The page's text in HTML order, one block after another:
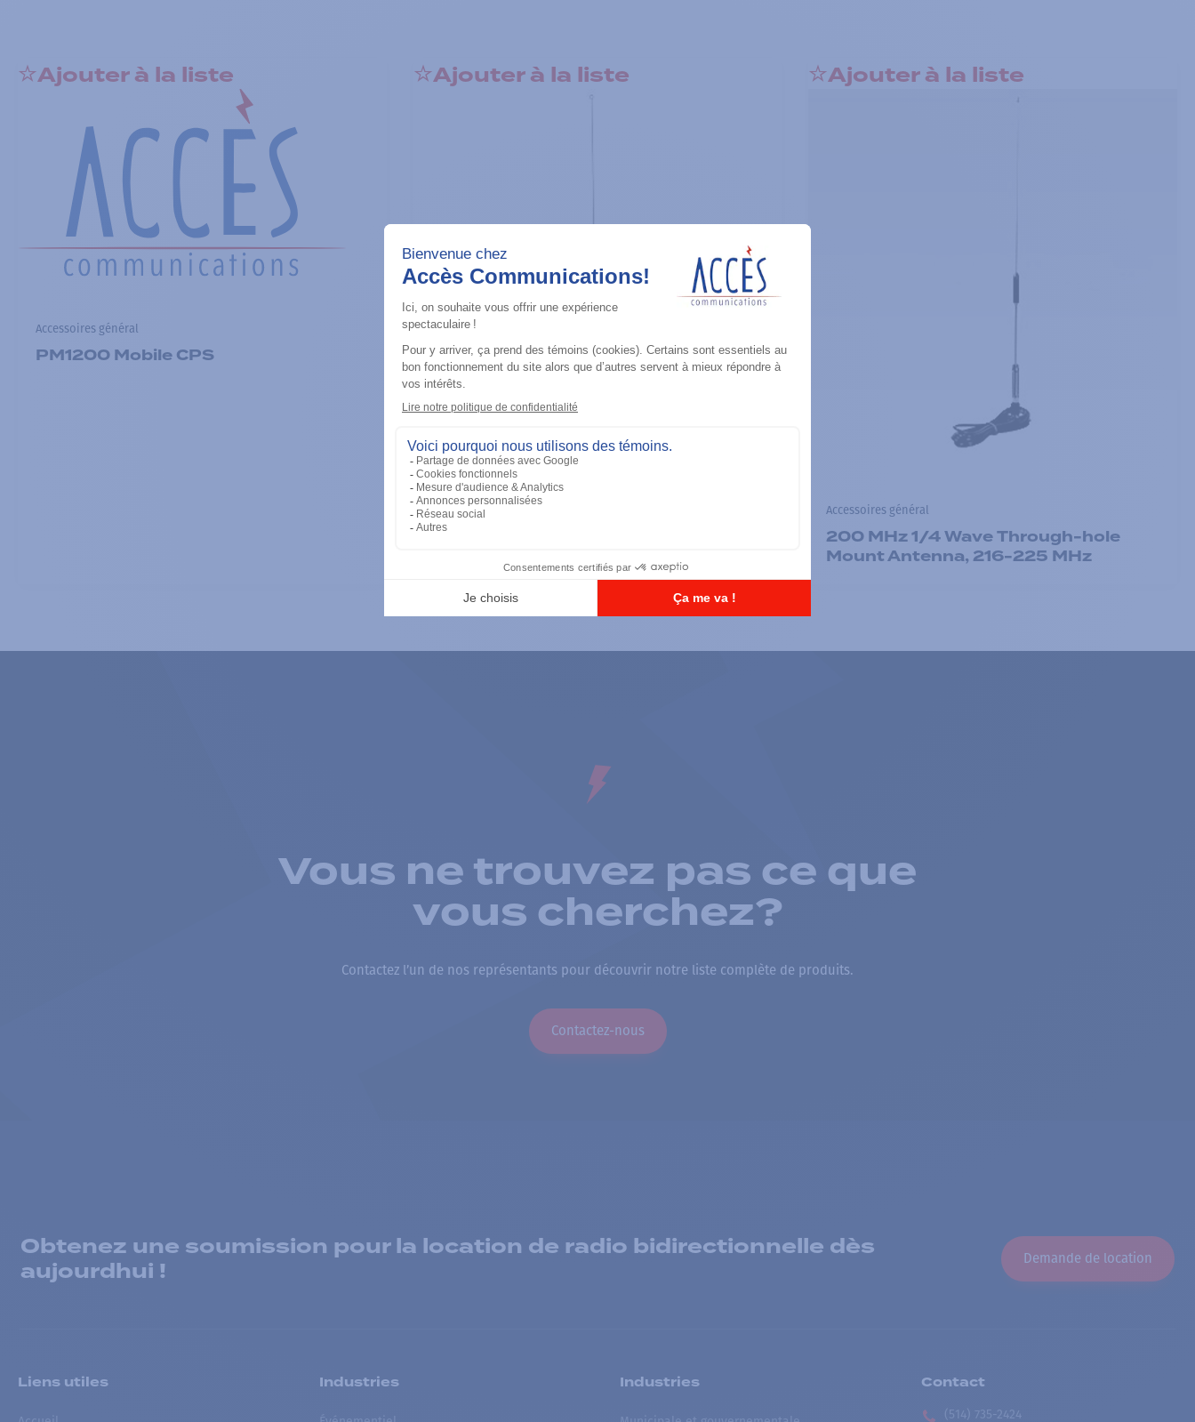
Ajouter à la liste
Accessoires général
PM1200 Mobile CPS
Ajouter à la liste
Accessoires général
UHF 3.5dB Gain Through-hole Mount
Ajouter à la liste
Accessoires général
200 MHz 1/4 Wave Through-hole
Mount Antenna, 216-225 MHz
Vous ne trouvez pas ce que
vous cherchez?
Contactez l’un de nos représentants pour découvrir notre liste complète de produits.
Contactez-nous
Obtenez une soumission pour la location de radio bidirectionnelle dès
aujourdhui !
Demande de location
Liens utiles Industries Industries Contact
(514) 735-2424